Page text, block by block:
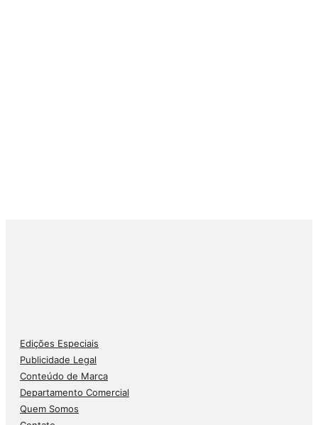
Edições Especiais
Publicidade Legal
Conteúdo de Marca
Departamento Comercial
Quem Somos